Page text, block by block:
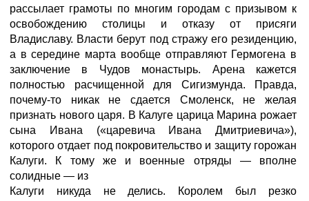
рассылает грамоты по многим городам с призывом к
освобождению столицы и отказу от присяги
Владиславу. Власти берут под стражу его резиденцию,
а в середине марта вообще отправляют Гермогена в
заключение в Чудов монастырь. Арена кажется
полностью расчищенной для Сигизмунда. Правда,
почему-то никак не сдается Смоленск, не желая
признать нового царя. В Калуге царица Марина рожает
сына Ивана («царевича Ивана Дмитриевича»),
которого отдает под покровительство и защиту горожан
Калуги. К тому же и военные отряды — вполне
солидные — из
Калуги никуда не делись. Королем был резко